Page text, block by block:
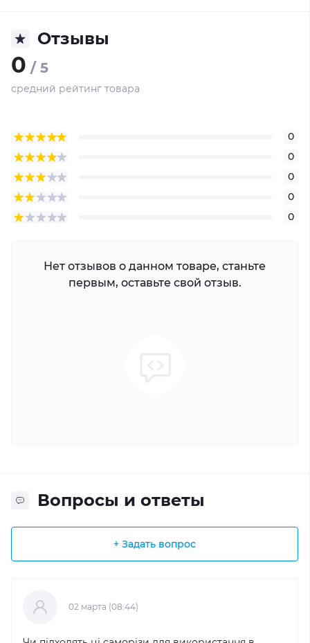
Отзывы
0 / 5
средний рейтинг товара
0
0
0
0
0
Нет отзывов о данном товаре, станьте
первым, оставьте свой отзыв.
Вопросы и ответы
+ Задать вопрос
02 марта (08:44)